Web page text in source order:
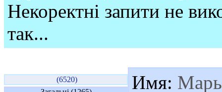
Некоректні запити не
так...
(6520)
Имя: